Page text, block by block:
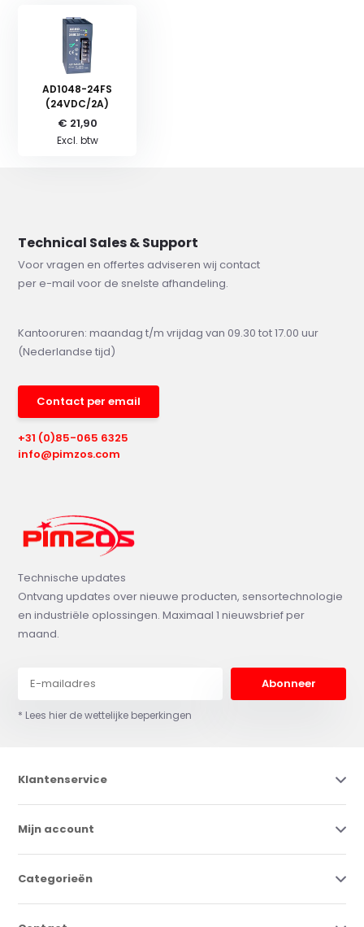
AD1048-24FS
(24VDC/2A)
€ 21,90
Excl. btw
Technical Sales & Support
Voor vragen en offertes adviseren wij contact
per e-mail voor de snelste afhandeling.
Kantooruren: maandag t/m vrijdag van 09.30 tot 17.00 uur
(Nederlandse tijd)
Contact per email
+31 (0)85-065 6325
info@pimzos.com
Technische updates
Ontvang updates over nieuwe producten, sensortechnologie
en industriële oplossingen. Maximaal 1 nieuwsbrief per
maand.
Abonneer
* Lees hier de wettelijke beperkingen
Klantenservice
Mijn account
Categorieën